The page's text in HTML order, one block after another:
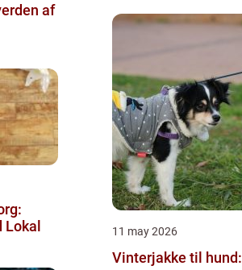
af
11 may 2026
Vinterjakke til hund: